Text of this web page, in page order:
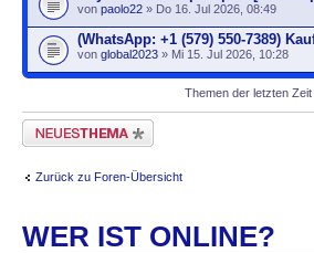
von paolo22 » Do 16. Jul 2026, 08:49
(WhatsApp: +1 (579) 550-7389)
von global2023 » Mi 15. Jul 2026, 10:28
Themen der letzten Zeit
Neues Thema erstellen
Zurück zu Foren-Übersicht
WER IST ONLINE?